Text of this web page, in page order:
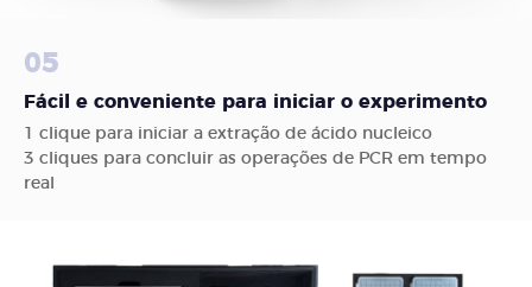
05
Fácil e conveniente para iniciar o experimento
1 clique para iniciar a extração de ácido nucleico
3 cliques para concluir as operações de PCR em tempo
real